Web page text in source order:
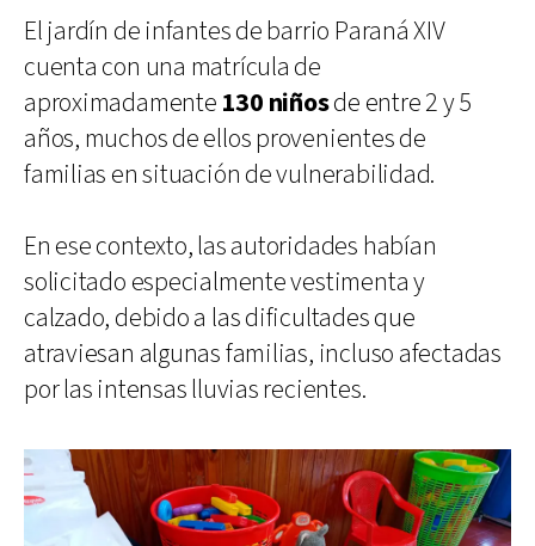
El jardín de infantes de barrio Paraná XIV
cuenta con una matrícula de
aproximadamente 130 niñosde entre 2 y 5
años, muchos de ellos provenientes de
familias en situación de vulnerabilidad.
En ese contexto, las autoridades habían
solicitado especialmente vestimenta y
calzado, debido a las dificultades que
atraviesan algunas familias, incluso afectadas
por las intensas lluvias recientes.